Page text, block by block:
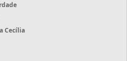
Cecília